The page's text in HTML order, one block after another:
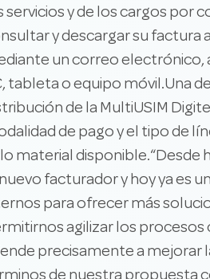
servicios y de los cargos por
y descargar su factura
un correo electrónico,
tableta o equipo móvil.Una
de la MultiUSIM
de pago y el tipo de
material disponible.“Desde
facturador y hoy ya es
para ofrecer más
agilizar los
precisamente a mejorar
de nuestra propuesta